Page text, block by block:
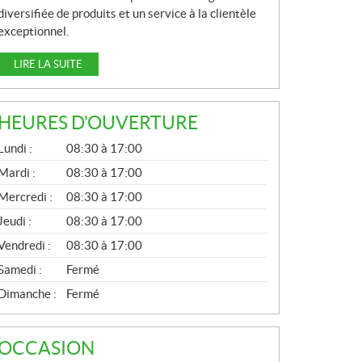
de produits et un service à la clientèle
LIRE LA SUITE
HEURES D'OUVERTURE
Lundi :
08:30 à 17:00
Mardi :
08:30 à 17:00
Mercredi :
08:30 à 17:00
:
08:30 à 17:00
:
08:30 à 17:00
:
Fermé
Dimanche :
Fermé